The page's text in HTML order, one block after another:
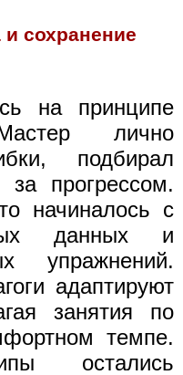
и сохранение
на принципе
лично
подбирал
прогрессом.
начиналось с
данных и
упражнений.
адаптируют
занятия по
темпе.
остались